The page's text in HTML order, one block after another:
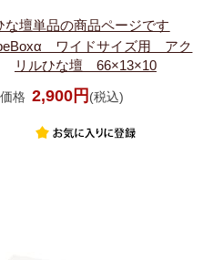
な壇単品の商品ページです
ワイドサイズ用 アク
リルひな壇 66×13×10
格 2,900円 (税込)